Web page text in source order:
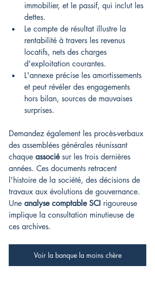
immobilier, et le passif, qui inclut les
dettes.
Le compte de résultat illustre la
rentabilité à travers les revenus
locatifs, nets des charges
d'exploitation courantes.
L'annexe précise les amortissements
et peut révéler des engagements
hors bilan, sources de mauvaises
surprises.
Demandez également les procès-verbaux
des assemblées générales réunissant
chaque associé sur les trois dernières
années. Ces documents retracent
l'histoire de la société, des décisions de
travaux aux évolutions de gouvernance.
Une analyse comptable SCI rigoureuse
implique la consultation minutieuse de
ces archives.
Voir la banque la moins chère